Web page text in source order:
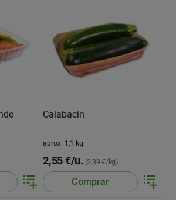
Calabacín
aprox. 1,1 kg
2,55 €/u. (2,39 €/kg)
Comprar